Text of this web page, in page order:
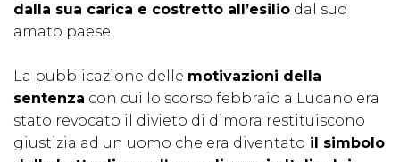
dalla sua carica e costretto all’esilio dal suo
amato paese.
La pubblicazione delle motivazioni della
sentenza con cui lo scorso febbraio a Lucano era
stato revocato il divieto di dimora restituiscono
giustizia ad un uomo che era diventato il simbolo